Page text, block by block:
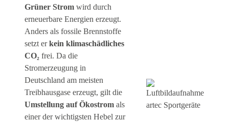
Grüner Strom wird durch
erneuerbare Energien erzeugt.
Anders als fossile Brennstoffe
setzt erkein klimaschädliches
CO₂ frei. Da die
Stromerzeugung in
Deutschland am meisten
Treibhausgase erzeugt, gilt die
Umstellung auf Ökostrom als
einer der wichtigsten Hebel zur